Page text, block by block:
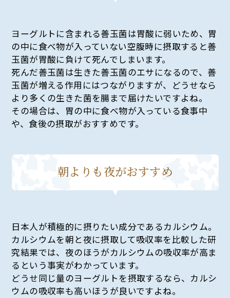
ヨーグルトに含まれる善玉菌は胃酸に弱いため、胃
の中に食べ物が入っていない空腹時に摂取すると善
玉菌が胃酸に負けて死んでしまいます。
死んだ善玉菌は生きた善玉菌のエサになるので、善
玉菌が増える作用にはつながりますが、どうせなら
より多くの生きた菌を腸まで届けたいですよね。
その場合は、胃の中に食べ物が入っている食事中
や、食後の摂取がおすすめです。
朝よりも夜がおすすめ
日本人が積極的に摂りたい成分であるカルシウム。
カルシウムを朝と夜に摂取して吸収率を比較した研
究結果では、夜のほうがカルシウムの吸収率が高ま
るという事実がわかっています。
どうせ同じ量のヨーグルトを摂取するなら、カルシ
ウムの吸収率も高いほうが良いですよね。